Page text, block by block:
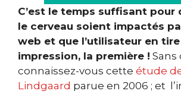
C’est le temps suffisant pour
le cerveau soient impactés
web et que l’utilisateur en
impression, la première ! Sans
connaissez-vous cette étude
Lindgaard parue en 2006 ; et